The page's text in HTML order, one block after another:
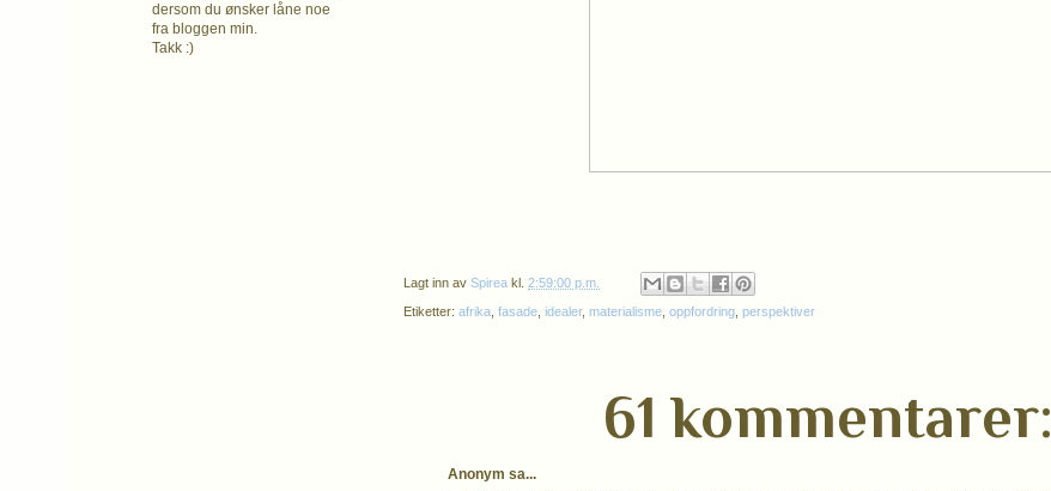
Lagt inn av Spirea kl. 2:59:00 p.m.
Etiketter: afrika fasade idealer, materialisme oppfordring perspektiver
61 kommentarer:
Anonym sa...
dersom du ønsker låne noe
fra bloggen min.
Takk :)